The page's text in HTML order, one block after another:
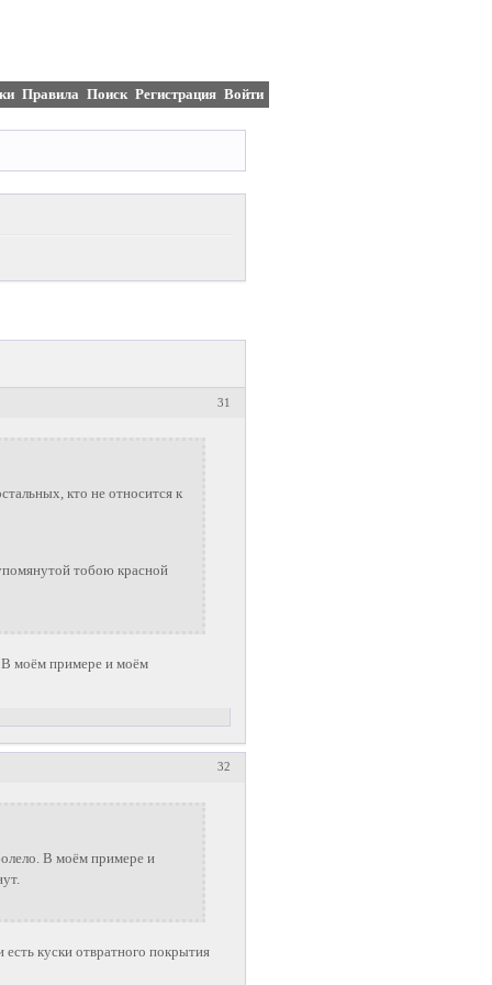
Правила Поиск Регистрация Войти
31
кто не относится к
тобою красной
В моём примере и моём
32
В моём примере и
куски отвратного покрытия